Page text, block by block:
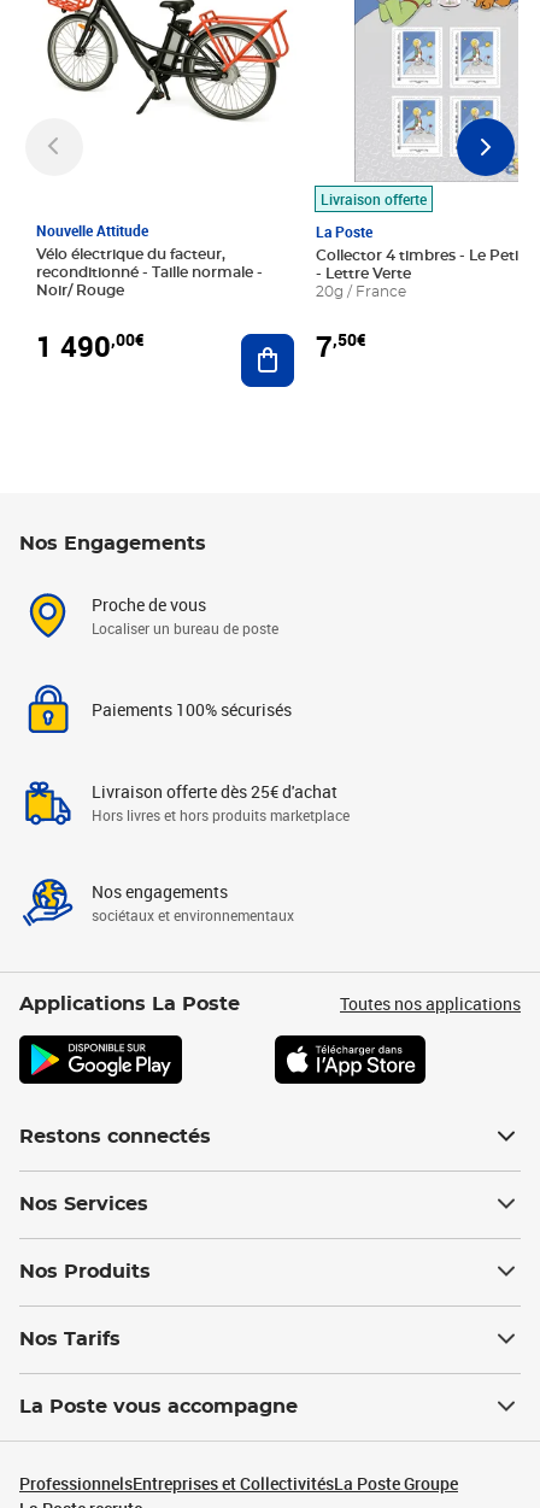
Nouvelle Attitude
Vélo électrique du facteur,
reconditionné - Taille normale -
Noir/ Rouge
1 490,00€ Ajouter au panier
Livraison offerte
La Poste
Collector 4 timbres - Le Petit
- Lettre Verte
20g / France
7,50€
Nos Engagements
Proche de vous
Localiser un bureau de poste
Paiements 100% sécurisés
Livraison offerte dès 25€ d'achat
Hors livres et hors produits marketplace
Nos engagements
sociétaux et environnementaux
Applications La Poste Toutes nos applications
Restons connectés
Nos Services
Nos Produits
Nos Tarifs
La Poste vous accompagne
ProfessionnelsEntreprises et CollectivitésLa Poste Groupe